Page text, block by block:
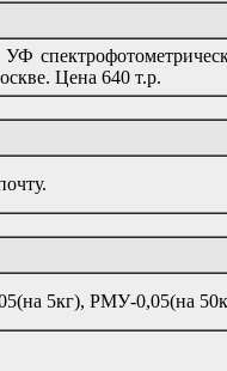
Цена 640 т.р.
5кг), РМУ-0,05(на